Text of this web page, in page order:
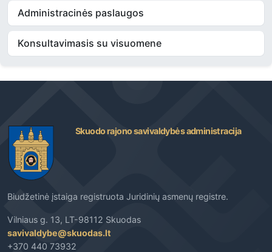
Administracinės paslaugos
Konsultavimasis su visuomene
Skuodo rajono savivaldybės administracija
Biudžetinė įstaiga registruota Juridinių asmenų registre.
Vilniaus g. 13, LT-98112 Skuodas
savivaldybe@skuodas.lt
+370 440 73932